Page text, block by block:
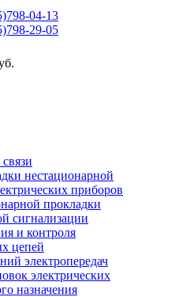
04-13
29-05
нестационарной
приборов
прокладки
сигнализации
и контроля
цепей
электропередач
электрических
назначения